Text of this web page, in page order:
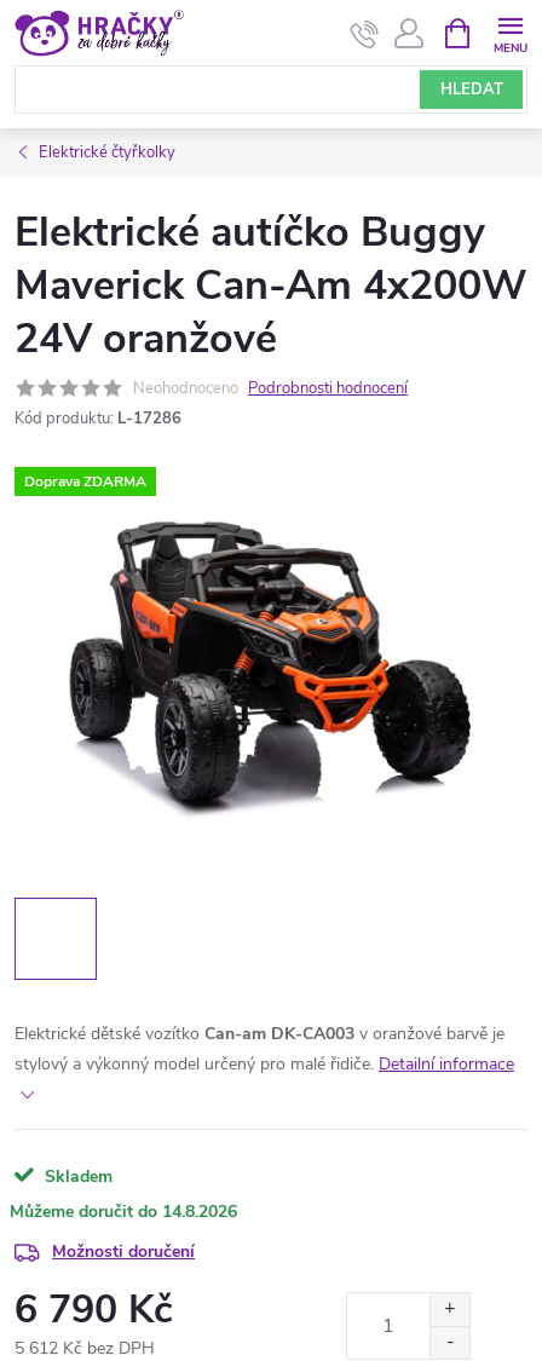
Přejít
obsah
HLEDAT
NÁKUPNÍ
KOŠÍK
Elektrické čtyřkolky
Elektrické autíčko Buggy
Maverick Can-Am 4x200W
24V oranžové
Neohodnoceno Podrobnosti hodnocení
Kód produktu: L-17286
Doprava ZDARMA
Elektrické dětské vozítko Can-am DK-CA003 v oranžové barvě je
stylový a výkonný model určený pro malé řidiče. Detailní informace
Skladem
14.8.2026
Možnosti doručení
6 790 Kč
5 612 Kč bez DPH